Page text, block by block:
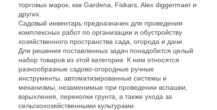
торговых марок, как Gardena, Fiskars, Alex diggermaer и
других.
Садовый инвентарь предназначен для проведения
комплексных работ по организации и обустройству
хозяйственного пространства сада, огорода и дачи.
Для решения поставленных задач понадобится целый
набор товаров из этой категории. К ним относятся
разнообразные садово-огородные ручные
инструменты, автоматизированные системы и
механизмы, незаменимые при проведении вспашки,
взрыхления, перекопки грунта, а также ухода за
сельскохозяйственными культурами.